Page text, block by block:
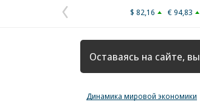
Предыдущая
страница
$ 82,16 € 94,83
Оставаясь на сайте,
Динамика мировой экономики